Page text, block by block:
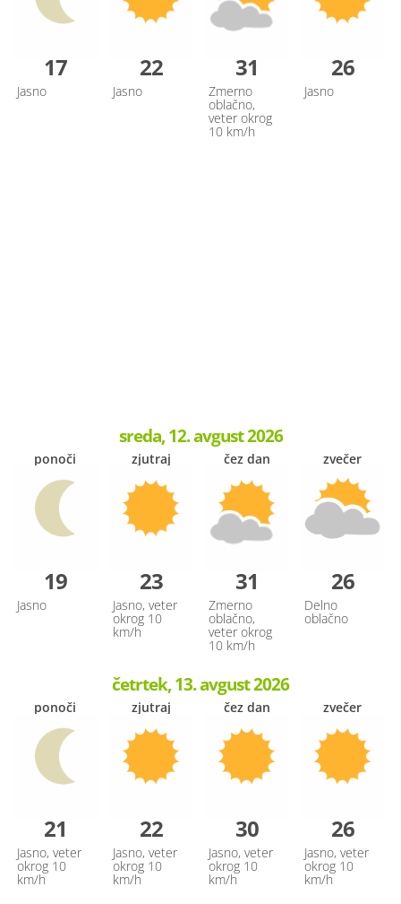
17
Jasno
22
Jasno
31
Zmerno
oblačno,
veter okrog
10 km/h
26
Jasno
sreda, 12. avgust 2026
ponoči
19
Jasno
zjutraj
23
Jasno, veter
okrog 10
km/h
čez dan
31
Zmerno
oblačno,
veter okrog
10 km/h
zvečer
26
Delno
oblačno
četrtek, 13. avgust 2026
ponoči
21
Jasno, veter
okrog 10
km/h
zjutraj
22
Jasno, veter
okrog 10
km/h
čez dan
30
Jasno, veter
okrog 10
km/h
zvečer
26
Jasno, veter
okrog 10
km/h